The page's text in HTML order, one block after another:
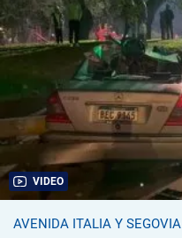
VIDEO
AVENIDA ITALIA Y SEGOVIA